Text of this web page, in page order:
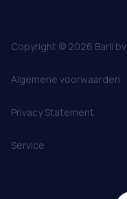
Copyright © 2026 Barli bv
Algemene voorwaarden
Privacy Statement
Service